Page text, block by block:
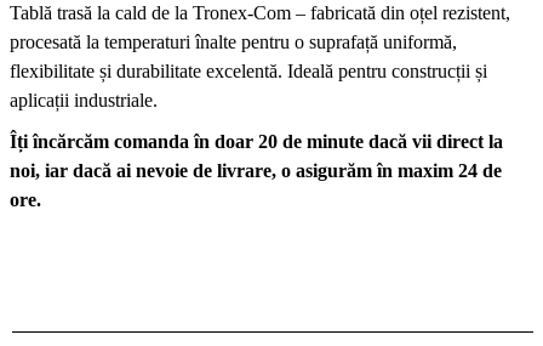
Tablă trasă la cald de la Tronex-Com – fabricată din oțel rezistent,
procesată la temperaturi înalte pentru o suprafață uniformă,
flexibilitate și durabilitate excelentă. Ideală pentru construcții și
aplicații industriale.
Îți încărcăm comanda în doar 20 de minute dacă vii direct la
noi, iar dacă ai nevoie de livrare, o asigurăm în maxim 24 de
ore.